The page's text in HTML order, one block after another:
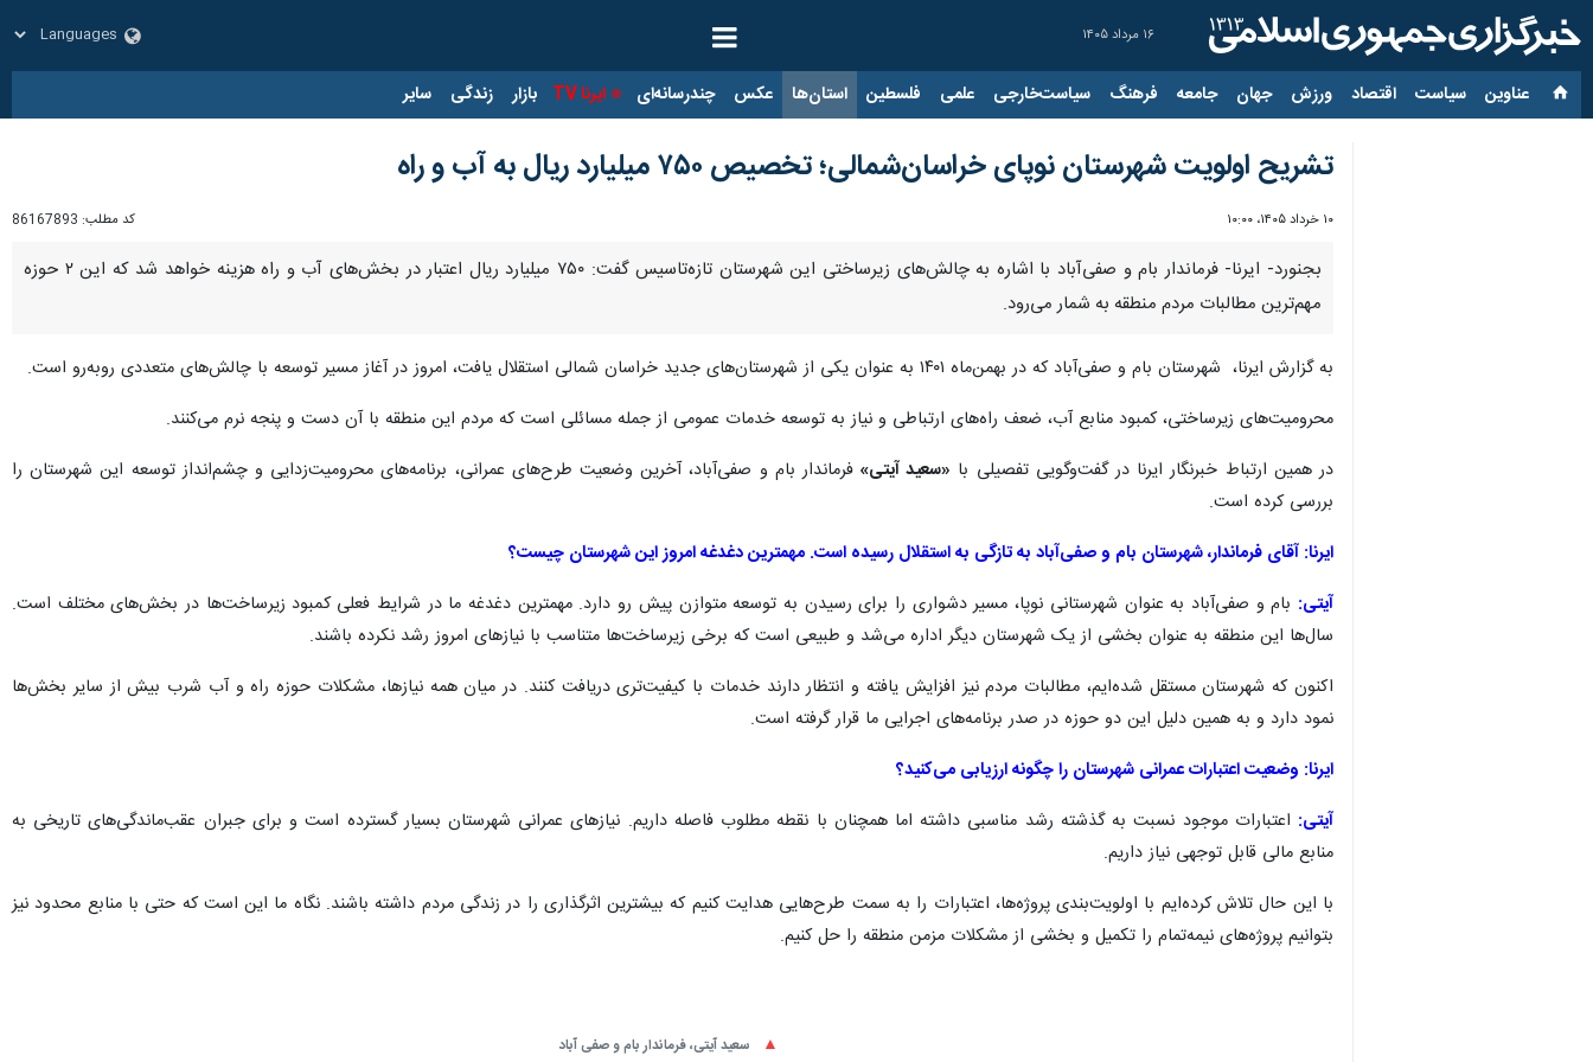
۱۶ مرداد ۱۴۰۵
عناوین‌ سیاست اقتصاد ورزش جهان جامعه فرهنگ سیاست‌خارجی علمی فلسطین استان‌ها عکس چندرسانه‌ای ایرنا TV بازار زندگی سایر
تشریح اولویت شهرستان نوپای خراسان‌شمالی؛ تخصیص ۷۵۰ میلیارد ریال به آب و راه
۱۰ خرداد ۱۴۰۵، ۱۰:۰۰ کد مطلب: 86167893
بجنورد- ایرنا- فرماندار بام و صفی‌آباد با اشاره به چالش‌های زیرساختی این شهرستان تازه‌تاسیس گفت: ۷۵۰ میلیارد ریال اعتبار در بخش‌های آب و راه هزینه خواهد شد که این ۲ حوزه
مهم‌ترین مطالبات مردم منطقه به شمار می‌رود.
به گزارش ایرنا، شهرستان بام و صفی‌آباد که در بهمن‌ماه ۱۴۰۱ به عنوان یکی از شهرستان‌های جدید خراسان شمالی استقلال یافت، امروز در آغاز مسیر توسعه با چالش‌های متعددی روبه‌رو است.
محرومیت‌های زیرساختی، کمبود منابع آب، ضعف راه‌های ارتباطی و نیاز به توسعه خدمات عمومی از جمله مسائلی است که مردم این منطقه با آن دست و پنجه نرم می‌کنند.
در همین ارتباط خبرنگار ایرنا در گفت‌وگویی تفصیلی با «سعید آیتی»فرماندار بام و صفی‌آباد، آخرین وضعیت طرح‌های عمرانی، برنامه‌های محرومیت‌زدایی و چشم‌انداز توسعه این شهرستان را
بررسی کرده است.
ایرنا: آقای فرماندار، شهرستان بام و صفی‌آباد به تازگی به استقلال رسیده است. مهمترین دغدغه امروز این شهرستان چیست؟
آیتی: بام و صفی‌آباد به عنوان شهرستانی نوپا، مسیر دشواری را برای رسیدن به توسعه متوازن پیش رو دارد. مهمترین دغدغه ما در شرایط فعلی کمبود زیرساخت‌ها در بخش‌های مختلف است.
سال‌ها این منطقه به عنوان بخشی از یک شهرستان دیگر اداره می‌شد و طبیعی است که برخی زیرساخت‌ها متناسب با نیازهای امروز رشد نکرده باشند.
اکنون که شهرستان مستقل شده‌ایم، مطالبات مردم نیز افزایش یافته و انتظار دارند خدمات با کیفیت‌تری دریافت کنند. در میان همه نیازها، مشکلات حوزه راه و آب شرب بیش از سایر بخش‌ها
نمود دارد و به همین دلیل این دو حوزه در صدر برنامه‌های اجرایی ما قرار گرفته است.
ایرنا: وضعیت اعتبارات عمرانی شهرستان را چگونه ارزیابی می‌کنید؟
آیتی: اعتبارات موجود نسبت به گذشته رشد مناسبی داشته اما همچنان با نقطه مطلوب فاصله داریم. نیازهای عمرانی شهرستان بسیار گسترده است و برای جبران عقب‌ماندگی‌های تاریخی به
منابع مالی قابل توجهی نیاز داریم.
با این حال تلاش کرده‌ایم با اولویت‌بندی پروژه‌ها، اعتبارات را به سمت طرح‌هایی هدایت کنیم که بیشترین اثرگذاری را در زندگی مردم داشته باشند. نگاه ما این است که حتی با منابع محدود نیز
بتوانیم پروژه‌های نیمه‌تمام را تکمیل و بخشی از مشکلات مزمن منطقه را حل کنیم.
سعید آیتی، فرماندار بام و صفی آباد